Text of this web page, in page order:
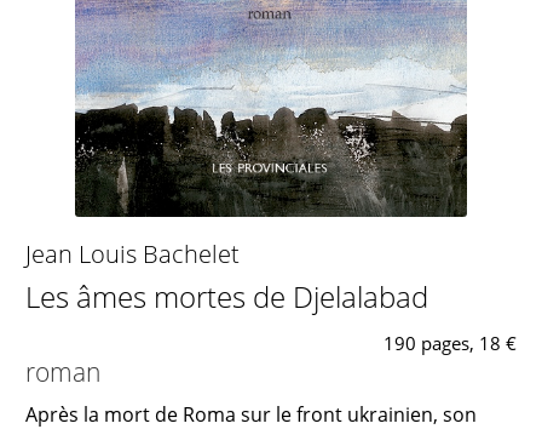
Jean Louis Bachelet
Les âmes mortes de Djelalabad
190 pages, 18 €
roman
Après la mort de Roma sur le front ukrainien, son